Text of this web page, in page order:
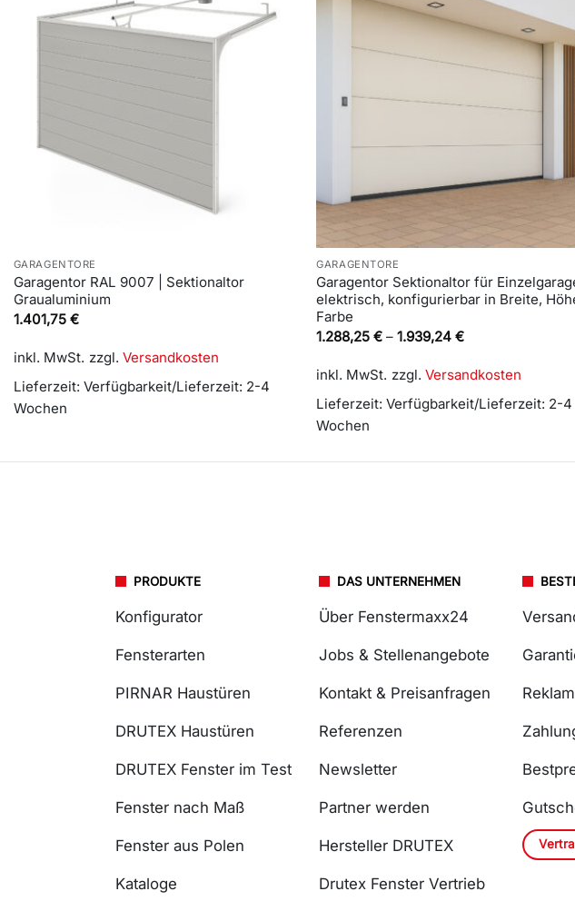
GARAGENTORE
Garagentor RAL 9007 | Sektionaltor
Graualuminium
1.401,75 €
inkl. MwSt. zzgl. Versandkosten
Lieferzeit: Verfügbarkeit/Lieferzeit: 2-4
Wochen
GARAGENTORE
Garagentor Sektionaltor für
elektrisch, konfigurierbar in Breite,
Farbe
1.288,25€ –1.939,24€
inkl. MwSt. zzgl.Versandkosten
Lieferzeit:Verfügbarkeit/Lieferzeit: 2-4
Wochen
PRODUKTE
Konfigurator
Fensterarten
PIRNAR Haustüren
DRUTEX Haustüren
DRUTEX Fenster im Test
Fenster nach Maß
Fenster aus Polen
Kataloge
DAS UNTERNEHMEN
Über Fenstermaxx24
Jobs & Stellenangebote
Kontakt & Preisanfragen
Referenzen
Newsletter
Partner werden
Hersteller DRUTEX
Drutex Fenster Vertrieb